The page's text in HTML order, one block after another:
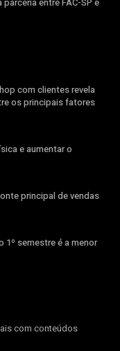
com clientes revela
os principais fatores
e aumentar o
principal de vendas
1º semestre é a menor
com conteúdos